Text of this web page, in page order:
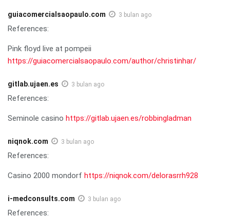
guiacomercialsaopaulo.com 3 bulan ago
References:
Pink floyd live at pompeii
https://guiacomercialsaopaulo.com/author/christinhar/
gitlab.ujaen.es 3 bulan ago
References:
Seminole casino https://gitlab.ujaen.es/robbingladman
niqnok.com 3 bulan ago
References:
Casino 2000 mondorf https://niqnok.com/delorasrrh928
i-medconsults.com 3 bulan ago
References: